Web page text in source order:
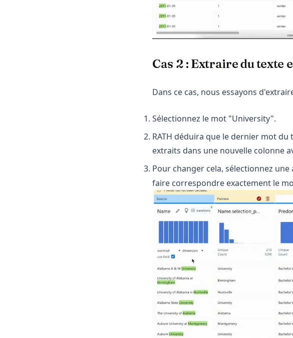
Cas 2 : Extraire du texte
Dans ce cas, nous essayons
Sélectionnez le mot "University".
RATH déduira que le dernier mot
extraits dans une nouvelle colonne
Pour changer cela, sélectionnez une
faire correspondre exactement le